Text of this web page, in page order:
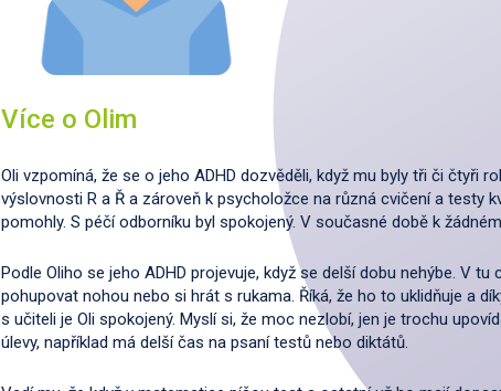
Více o Olim
Oli vzpomíná, že se o jeho ADHD dozvěděli, když mu byly tři či čtyři
výslovnosti R a Ř a zároveň k psycholožce na různá cvičení a testy
pomohly. S péčí odborníku byl spokojený. V současné době k
Podle Oliho se jeho ADHD projevuje, když se delší dobu nehýbe. V
pohupovat nohou nebo si hrát s rukama. Říká, že ho to uklidňuje a
s učiteli je Oli spokojený. Myslí si, že moc nezlobí, jen je trochu
úlevy, například má delší čas na psaní testů nebo diktátů.